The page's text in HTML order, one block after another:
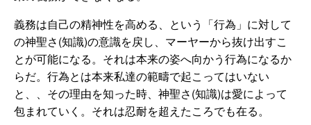
義務は自己の精神性を高める、という「行為」に対して
の神聖さ(知識)の意識を戻し、マーヤーから抜け出すこ
とが可能になる。それは本来の姿へ向かう行為になるか
らだ。行為とは本来私達の範疇で起こってはいない
と、、その理由を知った時、神聖さ(知識)は愛によって
包まれていく。それは忍耐を超えたころでも在る。